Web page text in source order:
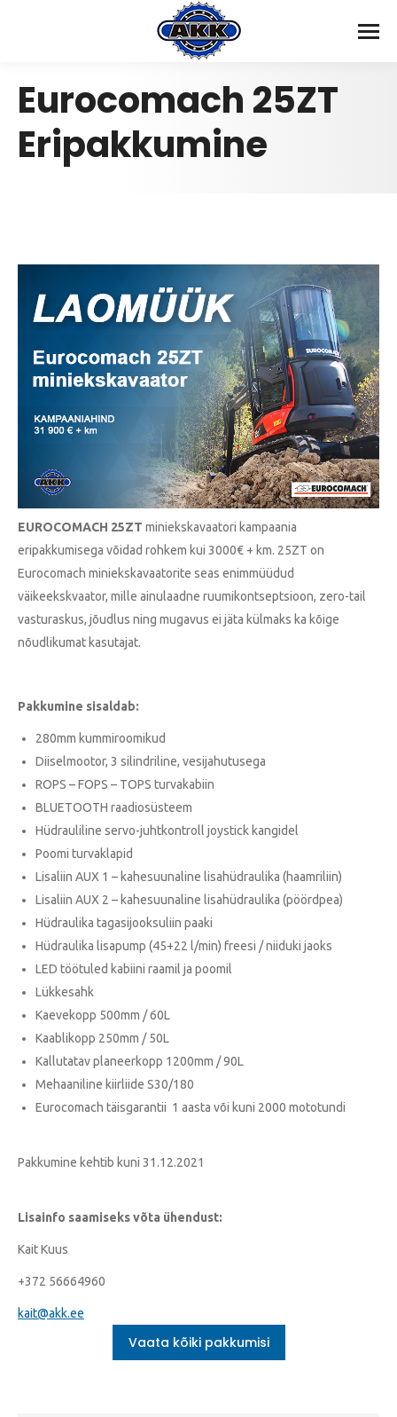
Eurocomach 25ZT
Eripakkumine
EUROCOMACH 25ZT miniekskavaatori kampaania
eripakkumisega võidad rohkem kui 3000€ + km. 25ZT on
Eurocomach miniekskavaatorite seas enimmüüdud
väikeekskvaator, mille ainulaadne ruumikontseptsioon, zero-tail
vasturaskus, jõudlus ning mugavus ei jäta külmaks ka kõige
nõudlikumat kasutajat.
Pakkumine sisaldab:
280mm kummiroomikud
Diiselmootor, 3 silindriline, vesijahutusega
ROPS – FOPS – TOPS turvakabiin
BLUETOOTH raadiosüsteem
Hüdrauliline servo-juhtkontroll joystick kangidel
Poomi turvaklapid
Lisaliin AUX 1 – kahesuunaline lisahüdraulika (haamriliin)
Lisaliin AUX 2 – kahesuunaline lisahüdraulika (pöördpea)
Hüdraulika tagasijooksuliin paaki
Hüdraulika lisapump (45+22 l/min) freesi / niiduki jaoks
LED töötuled kabiini raamil ja poomil
Lükkesahk
Kaevekopp 500mm / 60L
Kaablikopp 250mm / 50L
Kallutatav planeerkopp 1200mm / 90L
Mehaaniline kiirliide S30/180
Eurocomach täisgarantii 1 aasta või kuni 2000 mototundi
Pakkumine kehtib kuni 31.12.2021
Lisainfo saamiseks võta ühendust:
Kait Kuus
+372 56664960
kait@akk.ee
Vaata kõiki pakkumisi